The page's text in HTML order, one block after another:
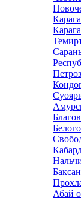
Баксан
Абай